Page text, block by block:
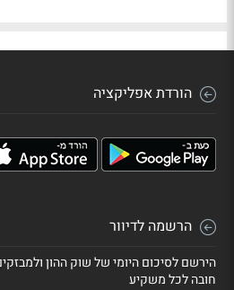
הורדת אפליקציה
הרשמה לדיוור
הירשם לסיכום היומי של שוק ההון
חובה לכל משקיע